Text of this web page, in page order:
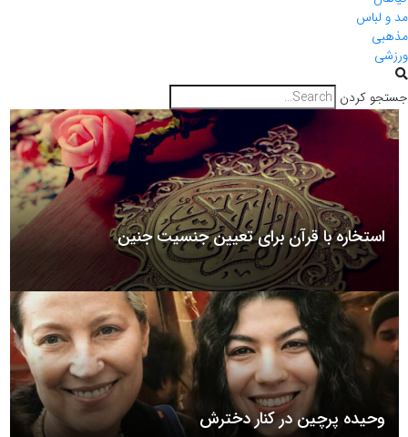
مد و لباس
مذهبی
ورزشی
جستجو کردن
استخاره با قرآن برای تعیین جنسیت جنین
وحیده پرچین در کنار دخترش